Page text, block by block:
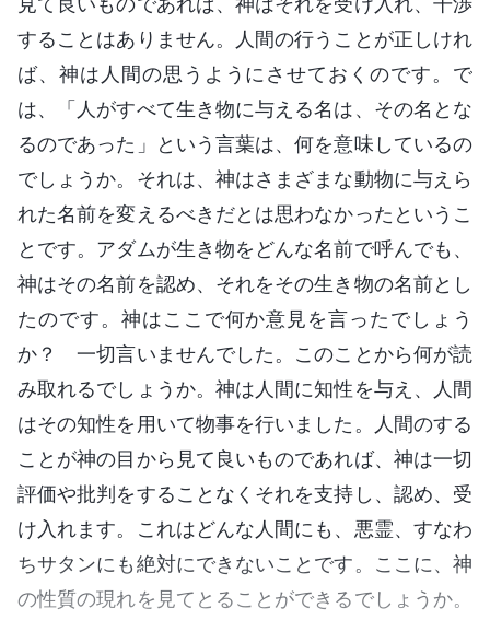
することはありません。人間の行うことが正しけれ
ば、神は人間の思うようにさせておくのです。で
は、「人がすべて生き物に与える名は、その名とな
るのであった」という言葉は、何を意味しているの
でしょうか。それは、神はさまざまな動物に与えら
れた名前を変えるべきだとは思わなかったというこ
とです。アダムが生き物をどんな名前で呼んでも、
神はその名前を認め、それをその生き物の名前とし
たのです。神はここで何か意見を言ったでしょう
か？ 一切言いませんでした。このことから何が読
み取れるでしょうか。神は人間に知性を与え、人間
はその知性を用いて物事を行いました。人間のする
ことが神の目から見て良いものであれば、神は一切
評価や批判をすることなくそれを支持し、認め、受
け入れます。これはどんな人間にも、悪霊、すなわ
ちサタンにも絶対にできないことです。ここに、神
の性質の現れを見てとることができるでしょうか。